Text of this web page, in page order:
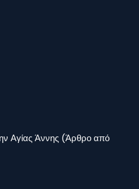
Αγίας Άννης (Άρθρο από